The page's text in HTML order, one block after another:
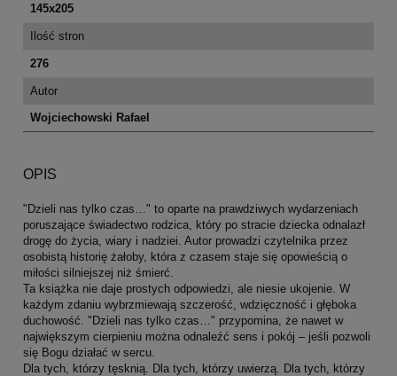
145x205
Ilość stron
276
Autor
Wojciechowski Rafael
OPIS
"Dzieli nas tylko czas…" to oparte na prawdziwych wydarzeniach
poruszające świadectwo rodzica, który po stracie dziecka odnalazł
drogę do życia, wiary i nadziei. Autor prowadzi czytelnika przez
osobistą historię żałoby, która z czasem staje się opowieścią o
miłości silniejszej niż śmierć.
Ta książka nie daje prostych odpowiedzi, ale niesie ukojenie. W
każdym zdaniu wybrzmiewają szczerość, wdzięczność i głęboka
duchowość. "Dzieli nas tylko czas…" przypomina, że nawet w
największym cierpieniu można odnaleźć sens i pokój – jeśli pozwoli
się Bogu działać w sercu.
Dla tych, którzy tęsknią. Dla tych, którzy uwierzą. Dla tych, którzy